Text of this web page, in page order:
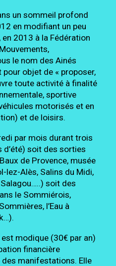
un sommeil profond
en modifiant un peu
2013 à la Fédération
le nom des Ainés
pour objet de « proposer,
toute activité à finalité
sportive
motorisés et en
et de loisirs.
par mois durant trois
soit des sorties
de Provence, musée
lez-Alès, Salins du Midi,
Salagou…..) soit des
le Sommiérois,
l’Eau à
modique (30€ par an)
financière
manifestations. Elle